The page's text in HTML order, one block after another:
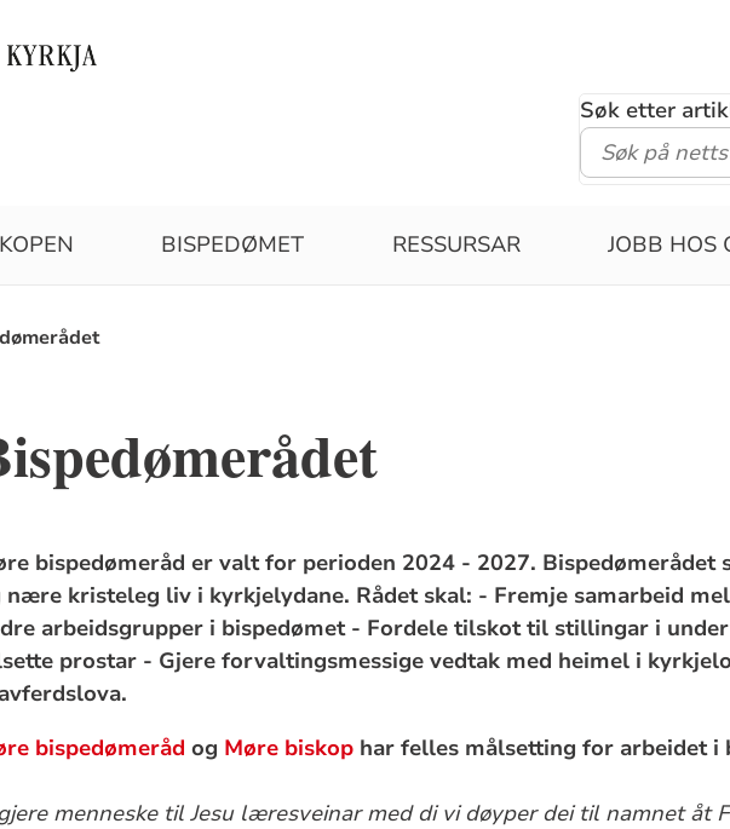
Søk etter
BISPEDØMET RESSURSAR JOBB HOS
bispedømeråd er valt for perioden 2024 - 2027. Bispedømerådet
nære kristeleg liv i kyrkjelydane. Rådet skal: - Fremje samarbeid
arbeidsgrupper i bispedømet - Fordele tilskot til stillingar i
prostar - Gjere forvaltingsmessige vedtak med heimel i
bispedømeråd og Møre biskop har felles målsetting for arbeidet i
menneske til Jesu læresveinar med di vi døyper dei til namnet åt